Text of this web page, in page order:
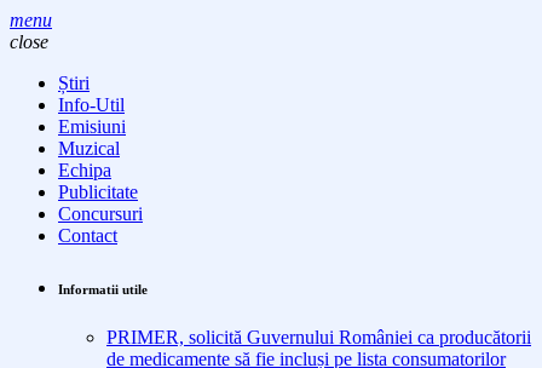
menu
close
Știri
Info-Util
Emisiuni
Muzical
Echipa
Publicitate
Concursuri
Contact
Informatii utile
PRIMER, solicită Guvernului României ca producătorii
de medicamente să fie incluși pe lista consumatorilor